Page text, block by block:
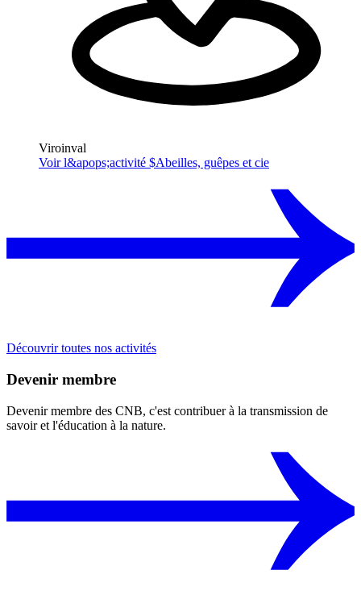
Viroinval
Voir l&apops;activité $Abeilles, guêpes et cie
Découvrir toutes nos activités
Devenir membre
Devenir membre des CNB, c'est contribuer à la transmission de
savoir et l'éducation à la nature.